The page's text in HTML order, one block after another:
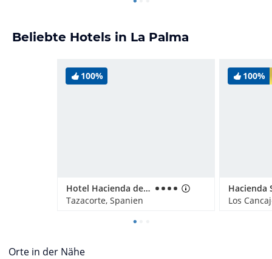
Beliebte Hotels in La Palma
100%
Hotel Hacienda de Abajo
Tazacorte, Spanien
100%
Hacienda
Los
Orte in der Nähe